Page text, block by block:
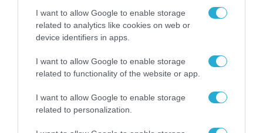
I want to allow Google to enable storage
related to analytics like cookies on web or
device identifiers in apps.
I want to allow Google to enable storage
related to functionality of the website or app.
I want to allow Google to enable storage
related to personalization.
διαγνωστικών κέντρων καθώς και με εκείνα
που βρίσκονται στα πληροφοριακά
συστήματα των νοσοκομείων, όπως αυτά θα
αναβαθμιστούν.
ΗΛΕΚΤΡΟΝΙΚΟΣ
ΦΑΚΕΛΟΣ
ΥΓΕΙΑΣ
ΚΥΡΙΑΚΟΣ
ΠΙΕΡΡΑΚΑΚΗΣ
ΥΠΟΥΡΓΕΙΟ
ΔΙΑΚΥΒΕΡΝΗΣΗΣ